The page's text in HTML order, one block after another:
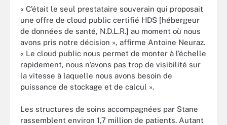
« C’était le seul prestataire souverain qui proposait
une offre de cloud public certifié HDS [hébergeur
de données de santé, N.D.L.R.] au moment où nous
avons pris notre décision », affirme Antoine Neuraz.
« Le cloud public nous permet de monter à l’échelle
rapidement, nous n’avons pas trop de visibilité sur
la vitesse à laquelle nous avons besoin de
puissance de stockage et de calcul ».
Les structures de soins accompagnées par Stane
rassemblent environ 1,7 million de patients. Autant